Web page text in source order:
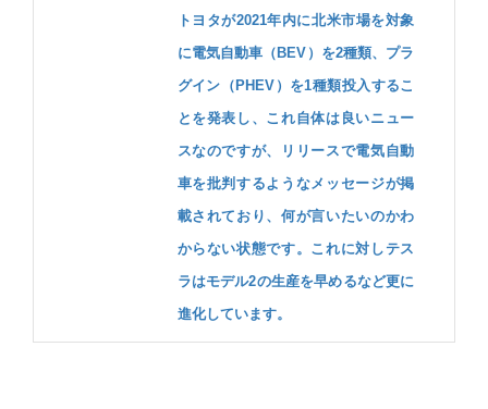
トヨタが2021年内に北米市場を対象
に電気自動車（BEV）を2種類、プラ
グイン（PHEV）を1種類投入するこ
とを発表し、これ自体は良いニュー
スなのですが、リリースで電気自動
車を批判するようなメッセージが掲
載されており、何が言いたいのかわ
からない状態です。これに対しテス
ラはモデル2の生産を早めるなど更に
進化しています。